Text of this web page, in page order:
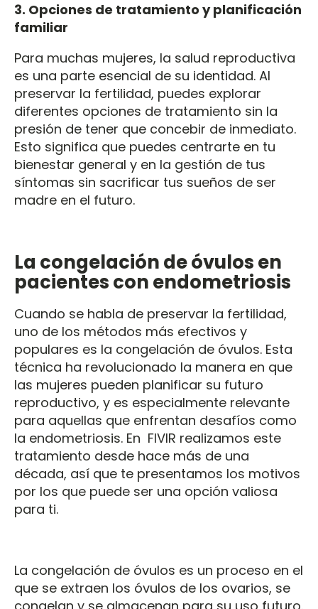
3. Opciones de tratamiento y planificación
familiar
Para muchas mujeres, la salud reproductiva
es una parte esencial de su identidad. Al
preservar la fertilidad, puedes explorar
diferentes opciones de tratamiento sin la
presión de tener que concebir de inmediato.
Esto significa que puedes centrarte en tu
bienestar general y en la gestión de tus
síntomas sin sacrificar tus sueños de ser
madre en el futuro.
La congelación de óvulos en
pacientes con endometriosis
Cuando se habla de preservar la fertilidad,
uno de los métodos más efectivos y
populares es la congelación de óvulos. Esta
técnica ha revolucionado la manera en que
las mujeres pueden planificar su futuro
reproductivo, y es especialmente relevante
para aquellas que enfrentan desafíos como
la endometriosis. En FIVIR realizamos este
tratamiento desde hace más de una
década, así que te presentamos los motivos
por los que puede ser una opción valiosa
para ti.
La congelación de óvulos es un proceso en el
que se extraen los óvulos de los ovarios, se